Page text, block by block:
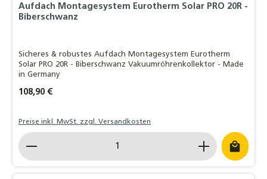
Aufdach Montagesystem Eurotherm Solar PRO 20R -
Biberschwanz
Sicheres & robustes Aufdach Montagesystem Eurotherm
Solar PRO 20R - Biberschwanz Vakuumröhrenkollektor - Made
in Germany
Regulärer Preis:
108,90 €
Preise inkl. MwSt. zzgl. Versandkosten
Produkt Anzahl: Gib den gewünschten Wert